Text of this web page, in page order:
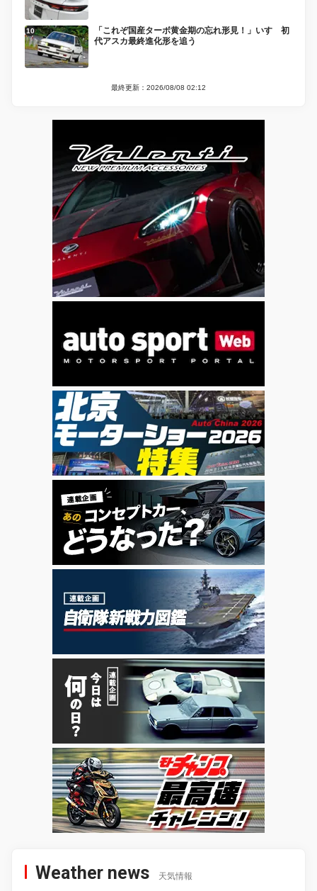
「これぞ国産ターボ黄金期の忘れ形見！」いすゞ初
代アスカ最終進化形を追う
最終更新：2026/08/08 02:12
Weather news 天気情報